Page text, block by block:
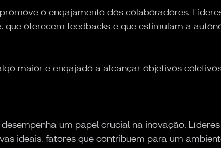
o engajamento dos colaboradores.
que oferecem feedbacks e que estimulam a
maior e engajado a alcançar objetivos
um papel crucial na inovação.
ideais, fatores que contribuem para um